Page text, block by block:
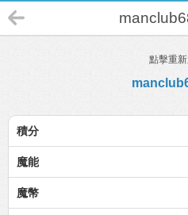
點擊重
積分
魔能
魔幣